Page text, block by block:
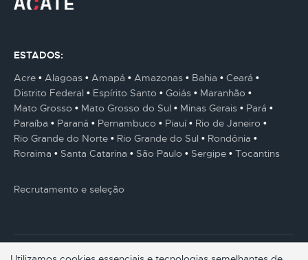
ESTADOS:
Acre
Alagoas Amapá Amazonas Bahia
Ceará
Distrito Federal
Espírito Santo Goiás
Maranhão
Mato Grosso
Mato Grosso do Sul Minas Gerais
Pará
Paraíba
Paraná Pernambuco Piauí
Rio de Janeiro
Rio Grande do Norte
Rio Grande do Sul
Rondônia
Roraima
Santa Catarina São Paulo Sergipe Tocantins
Recrutamento e seleção